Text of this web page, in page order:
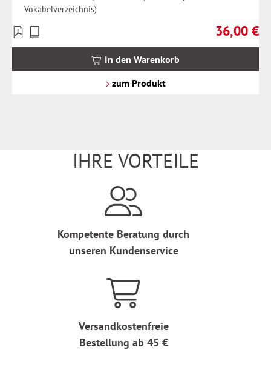
Vokabelverzeichnis)
Regulärer
36,00 €
Preise
inkl.
In den Warenkorb
zum Produkt
IHRE VORTEILE
Kompetente Beratung durch
unseren Kundenservice
Versandkostenfreie
Bestellung ab 45 €